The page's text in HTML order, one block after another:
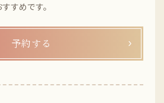
すめです。
予約する